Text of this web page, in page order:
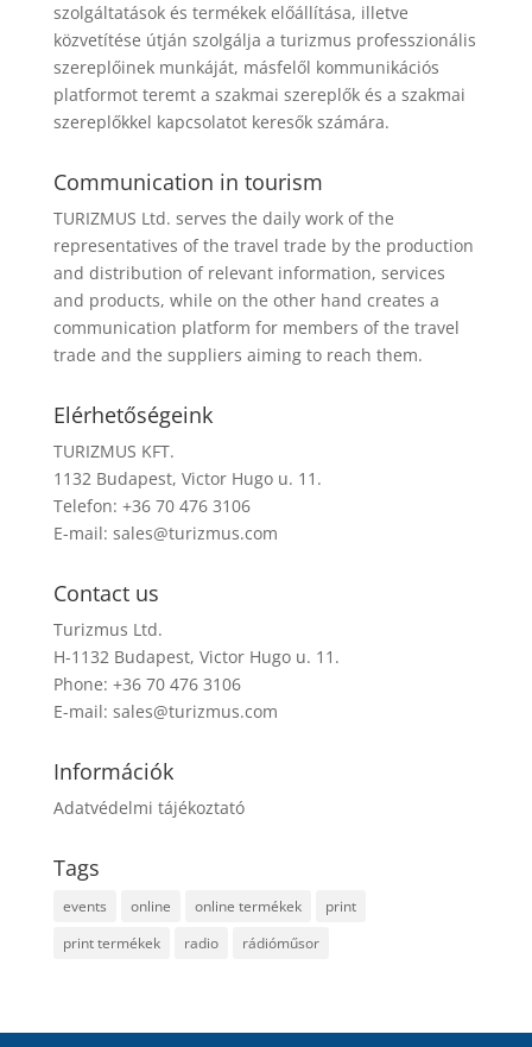
szolgáltatások és termékek előállítása, illetve
közvetítése útján szolgálja a turizmus professzionális
szereplőinek munkáját, másfelől kommunikációs
platformot teremt a szakmai szereplők és a szakmai
szereplőkkel kapcsolatot keresők számára.
Communication in tourism
TURIZMUS Ltd. serves the daily work of the
representatives of the travel trade by the production
and distribution of relevant information, services
and products, while on the other hand creates a
communication platform for members of the travel
trade and the suppliers aiming to reach them.
Elérhetőségeink
TURIZMUS KFT.
1132 Budapest, Victor Hugo u. 11.
Telefon: +36 70 476 3106
E-mail: sales@turizmus.com
Contact us
Turizmus Ltd.
H-1132 Budapest, Victor Hugo u. 11.
Phone: +36 70 476 3106
E-mail: sales@turizmus.com
Információk
Adatvédelmi tájékoztató
Tags
events online online termékek
print
print termékek
radio rádióműsor